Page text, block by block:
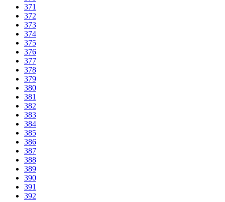
371
372
373
374
375
376
377
378
379
380
381
382
383
384
385
386
387
388
389
390
391
392